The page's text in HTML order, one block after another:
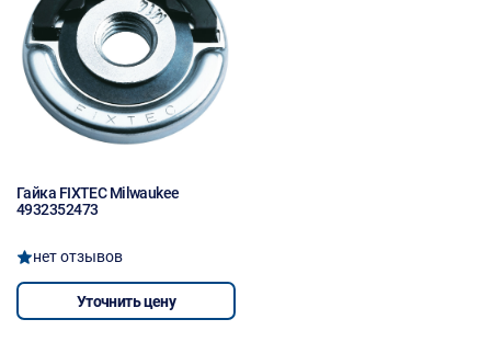
Гайка FIXTEC Milwaukee
4932352473
нет отзывов
Уточнить цену